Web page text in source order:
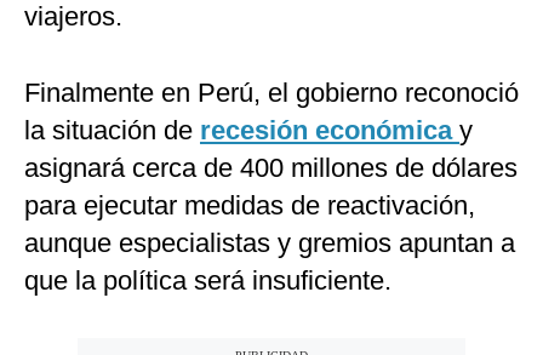
viajeros.
Finalmente en Perú, el gobierno reconoció
la situación de recesión económica y
asignará cerca de 400 millones de dólares
para ejecutar medidas de reactivación,
aunque especialistas y gremios apuntan a
que la política será insuficiente.